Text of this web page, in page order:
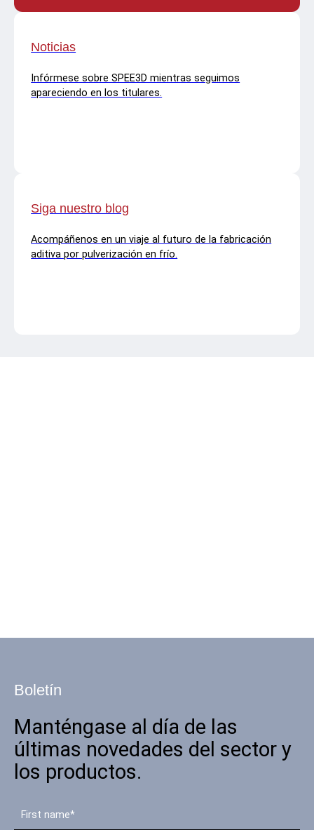
Noticias
Infórmese sobre SPEE3D mientras seguimos
apareciendo en los titulares.
Siga nuestro blog
Acompáñenos en un viaje al futuro de la fabricación
aditiva por pulverización en frío.
Boletín
Manténgase al día de las
últimas novedades del sector y
los productos.